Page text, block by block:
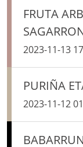
FRUTA
2023-11-13
PURIÑA
2023-11-12